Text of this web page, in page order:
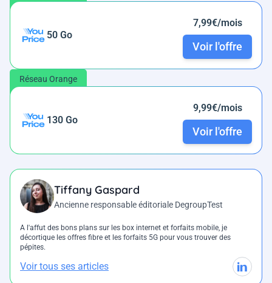
50 Go
7,99€/mois
Voir l'offre
Réseau Orange
130 Go
9,99€/mois
Voir l'offre
Tiffany Gaspard
Ancienne responsable éditoriale DegroupTest
A l'affut des bons plans sur les box internet et forfaits mobile, je
décortique les offres fibre et les forfaits 5G pour vous trouver des
pépites.
Voir tous ses articles